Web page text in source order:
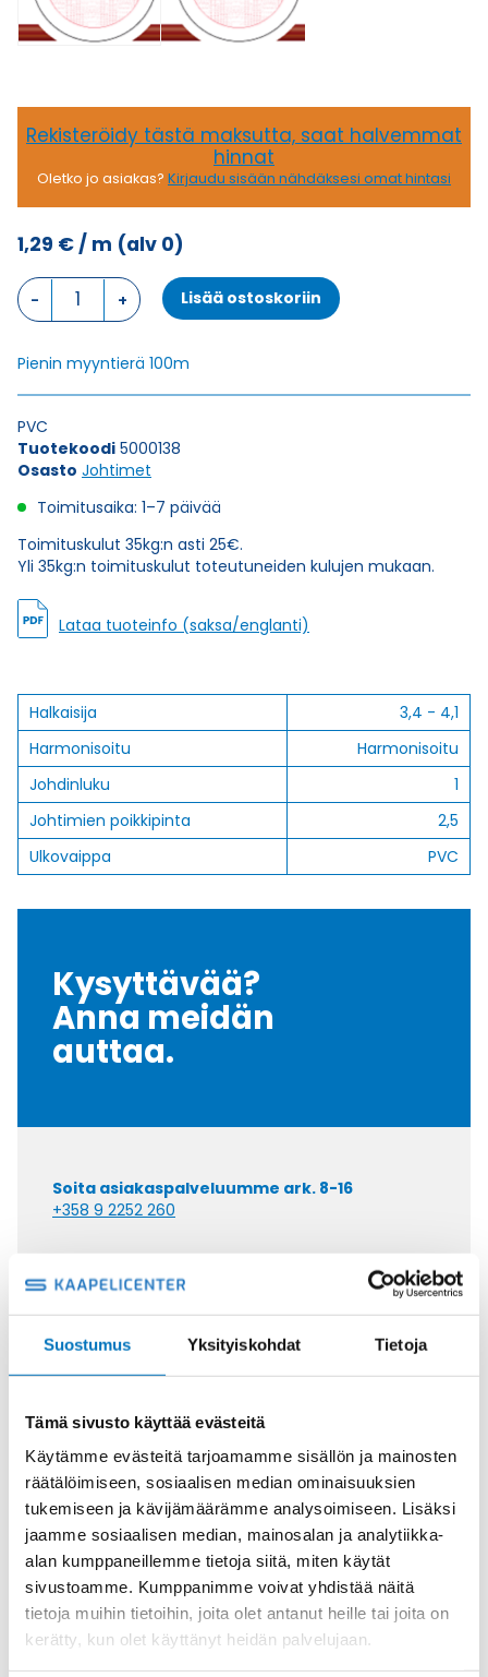
Suostumus Yksityiskohdat Tietoja
Tämä sivusto käyttää evästeitä
Käytämme evästeitä tarjoamamme sisällön ja mainosten
räätälöimiseen, sosiaalisen median ominaisuuksien
tukemiseen ja kävijämäärämme analysoimiseen. Lisäksi
jaamme sosiaalisen median, mainosalan ja analytiikka-
alan kumppaneillemme tietoja siitä, miten käytät
sivustoamme. Kumppanimme voivat yhdistää näitä
tietoja muihin tietoihin, joita olet antanut heille tai joita on
kerätty, kun olet käyttänyt heidän palvelujaan.
Rekisteröidy tästä maksutta, saat halvemmat
hinnat
Oletko jo asiakas? Kirjaudu sisään nähdäksesi omat hintasi
1,29 €/ m (alv 0)
Johdin
H07V-
1X2,5
määrä
Lisää ostoskoriin
Pienin myyntierä 100m
PVC
Tuotekoodi 5000138
Osasto Johtimet
Toimitusaika: 1–7 päivää
Toimituskulut 35kg:n asti 25€.
Yli 35kg:n toimituskulut toteutuneiden kulujen mukaan.
Lataa tuoteinfo (saksa/englanti)
Halkaisija
3,4 - 4,1
Harmonisoitu
Harmonisoitu
Johdinluku
1
Johtimien poikkipinta
2,5
Ulkovaippa
PVC
Kysyttävää?
Anna meidän
auttaa.
Soita asiakaspalveluumme ark. 8-16
+358 9 2252 260
myynti@kaapelicenter.fi
Saman kaapelin eri versiot
Johdin (H)07V-K,
VALKOINEN/PUNAINEN 1X1,5
Johdin (H)07V-K,
VALKOINEN/SININEN 1X1,5